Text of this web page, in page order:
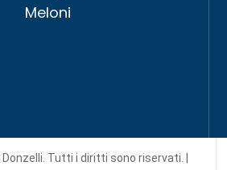
Meloni
Tutti i diritti sono riservati. |